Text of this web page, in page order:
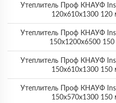
Утеплитель Проф КНАУФ
120х610х1300 120
Утеплитель Проф КНАУФ
150х1200х6500
Утеплитель Проф КНАУФ
150х610х1300 150
Утеплитель Проф КНАУФ
150х570х1300 150